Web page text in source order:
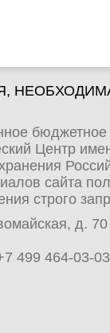
Центр
сайта
строго
д.
499 464-03-03